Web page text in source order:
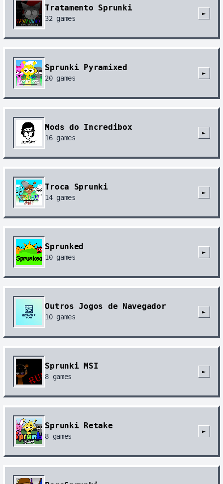
Tratamento Sprunki
32 games
►
Sprunki Pyramixed
20games
►
Mods do Incredibox
16games
►
Troca Sprunki
14games
►
Sprunked
10games
►
Outros Jogos de Navegador
10games
►
Sprunki MSI
8 games
►
Sprunki Retake
8 games
►